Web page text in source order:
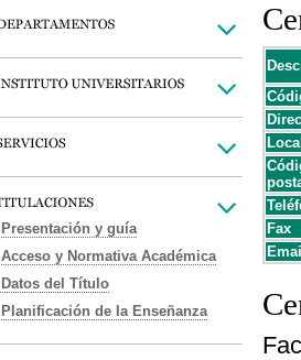
Presentación y guía
Acceso y Normativa Académica
Datos del Título
Planificación de la Enseñanza
Fax